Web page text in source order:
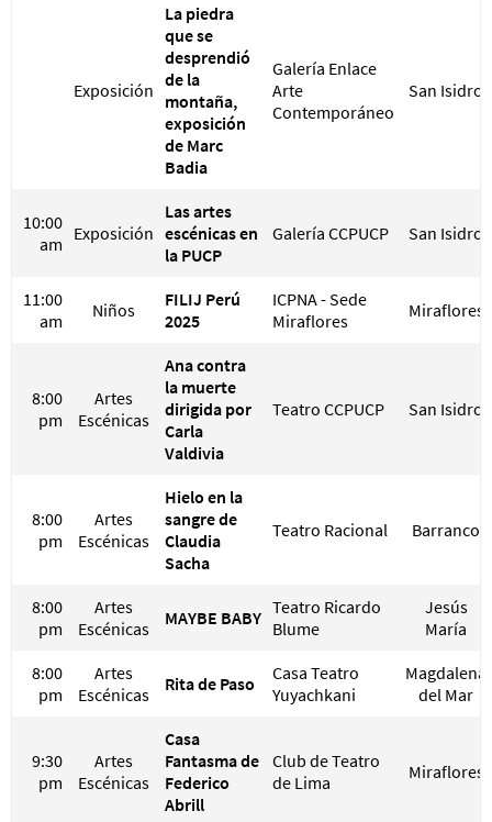
Exposición
La piedra
que se
desprendió
de la
montaña,
exposición
de Marc
Badia
Galería Enlace
Arte
Contemporáneo
San Isidro
10:00
am Exposición
Las artes
escénicas en
la PUCP
Galería CCPUCP San Isidro
11:00
am
Niños
FILIJ Perú
2025
ICPNA - Sede
Miraflores
Miraflores
8:00
pm
Artes
Escénicas
Ana contra
la muerte
dirigida por
Carla
Valdivia
Teatro CCPUCP San Isidro
8:00
pm
Artes
Escénicas
Hielo en la
sangre de
Claudia
Sacha
Teatro Racional Barranco
8:00
pm
Artes
Escénicas
MAYBE BABY Teatro Ricardo
Blume
Jesús
María
8:00
pm
Artes
Escénicas
Rita de Paso
Casa Teatro
Yuyachkani
Magdalena
del Mar
9:30
pm
Artes
Escénicas
Casa
Fantasma de
Federico
Abrill
Club de Teatro
de Lima
Miraflores